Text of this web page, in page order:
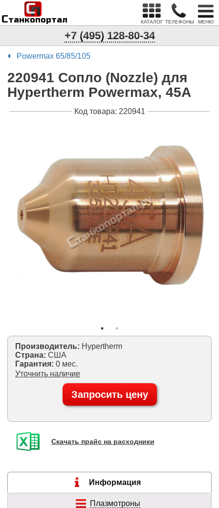
Станкопортал
п
С
КАТАЛОГ ТЕЛЕФОНЫ МЕНЮ
+7 (495) 128-80-34
Powermax 65/85/105
220941 Сопло (Nozzle) для
Hypertherm Powermax, 45А
Код товара: 220941
Производитель: Hypertherm
Страна: США
Гарантия: 0 мес.
Уточнить наличие
Запросить цену
Скачать прайс на расходники
Информация
Плазмотроны